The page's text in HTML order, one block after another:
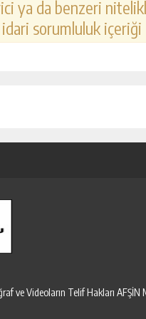
ya da benzeri
sorumluluk
ve Videoların Telif Hakları